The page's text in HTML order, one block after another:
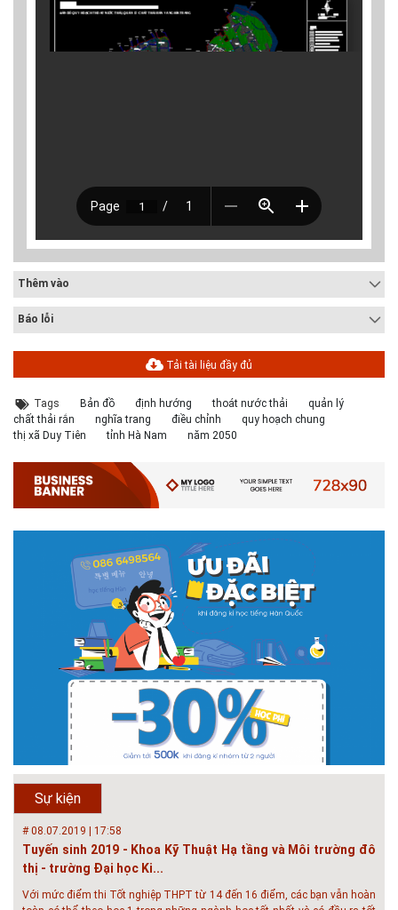
Thêm vào
Báo lỗi
Tải tài liệu đầy đủ
Tags Bản đồ định hướng thoát nước thải
quản lý
chất thải rắn
nghĩa trang điều chỉnh
quy hoạch chung
thị xã Duy Tiên
tỉnh Hà Nam năm 2050
Sự kiện
# 05.04.2025 | 17:16
Tuyển sinh 2025, Khoa kỹ thuật hạ tầng và môi trường đô thị
- Đại học Kiến trúc...
Thông tin tuyển sinh đại học 2025 Khoa kỹ thuật hạ tầng và môi trường
đô thị - Đại học Kiến trúc Hà Nội Tuyển sinh đại học với 280 chỉ tiêu, thời
gian đào tạo 4,5 năm
# 05.04.2020 | 20:30
GIAO LƯU TRỰC TUYẾN - TƯ VẤN TUYỂN SINH ĐẠI HỌC
CHÍNH QUY ĐẠI HỌC KIẾN TRÚC NĂM...
Năm nay, kỳ thi THPT quốc gia dự kiến diễn ra vào tháng 8. Trường Đại
học Kiến trúc Hà Nội chúc các bạn học sinh cuối cấp ôn thi thật tốt MỜI
QUÝ PHỤ HUYNH VÀ CÁC EM ĐÓN XEM GIAO LƯU TRỰC TUYẾN "TƯ
VẤN TUYỂN SINH ĐẠI H...
# 08.07.2019 | 17:58
Tuyến sinh 2019 - Khoa Kỹ Thuật Hạ tầng và Môi trường đô
thị - trường Đại học Ki...
Với mức điểm thi Tốt nghiệp THPT từ 14 đến 16 điểm, các bạn vẫn hoàn